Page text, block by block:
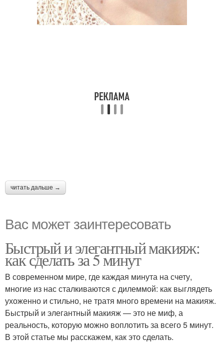
читать дальше →
Вас может заинтересовать
Быстрый и элегантный макияж:
как сделать за 5 минут
В современном мире, где каждая минута на счету,
многие из нас сталкиваются с дилеммой: как выглядеть
ухоженно и стильно, не тратя много времени на макияж.
Быстрый и элегантный макияж — это не миф, а
реальность, которую можно воплотить за всего 5 минут.
В этой статье мы расскажем, как это сделать.